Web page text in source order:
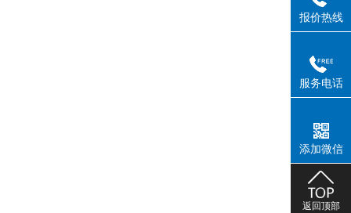
报价热线
服务电话
添加微信
返回顶部